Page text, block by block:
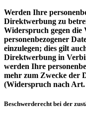
Werden Ihre
Direktwerbung zu
Widerspruch gegen die
personenbezogener
einzulegen; dies gilt
Direktwerbung in
werden Ihre
mehr zum Zwecke der
(Widerspruch nach Art.
Beschwerderecht bei der